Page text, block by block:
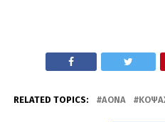
RELATED TOPICS: ΑΟΝΑ